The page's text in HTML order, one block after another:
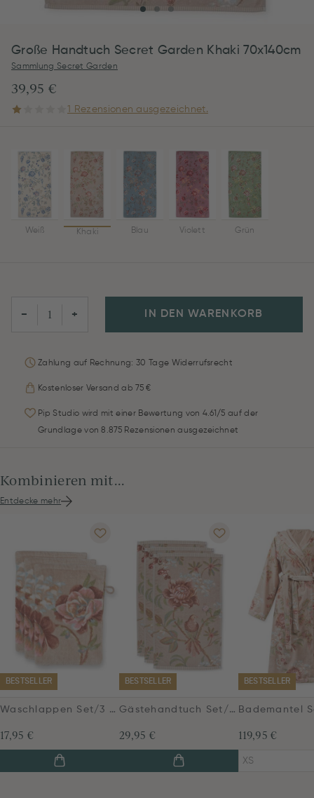
Große Handtuch Secret Garden Khaki 70x140cm
Sammlung Secret Garden
39,95 €
1 Rezensionen ausgezeichnet.
Weiß Khaki Blau Violett Grün
− + IN DEN WARENKORB
Zahlung auf Rechnung: 30 Tage Widerrufsrecht
Kostenloser Versand ab 75 €
Pip Studio wird mit einer Bewertung von 4.61/5 auf der
Grundlage von 8.875 Rezensionen ausgezeichnet
Kombinieren mit...
Entdecke mehr
BESTSELLER
Waschlappen Set/3 Secret Garden Khaki 16x22cm
17,95 €
BESTSELLER
Gästehandtuch Set/3 Secret Garden Khaki 30x50cm
29,95 €
BESTSELLER
119,95 €
XS